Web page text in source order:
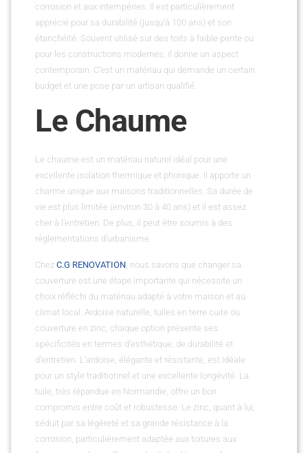
corrosion et aux intempéries. Il est particulièrement
apprécié pour sa durabilité (jusqu’à 100 ans) et son
étanchéité. Souvent utilisé sur des toits à faible pente ou
pour les constructions modernes, il donne un aspect
contemporain. C’est un matériau qui demande un certain
budget et une pose par un artisan qualifié.
Le Chaume
Le chaume est un matériau naturel idéal pour une
excellente isolation thermique et phonique. Il apporte un
charme unique aux maisons traditionnelles. Sa durée de
vie est plus limitée (environ 30 à 40 ans) et il est assez
cher à l’entretien. De plus, il peut être soumis à des
réglementations d’urbanisme.
Chez C.G RENOVATION , nous savons que changer sa
couverture est une étape importante qui nécessite un
choix réfléchi du matériau adapté à votre maison et au
climat local. Ardoise naturelle, tuiles en terre cuite ou
couverture en zinc, chaque option présente ses
spécificités en termes d’esthétique, de durabilité et
d’entretien. L’ardoise, élégante et résistante, est idéale
pour un style traditionnel et une excellente longévité. La
tuile, très répandue en Normandie, offre un bon
compromis entre coût et robustesse. Le zinc, quant à lui,
séduit par sa légèreté et sa grande résistance à la
corrosion, particulièrement adaptée aux toitures aux